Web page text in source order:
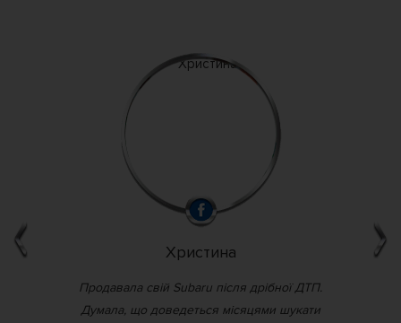
Христина
Продавала свій Subaru після дрібної ДТП.
Думала, що доведеться місяцями шукати